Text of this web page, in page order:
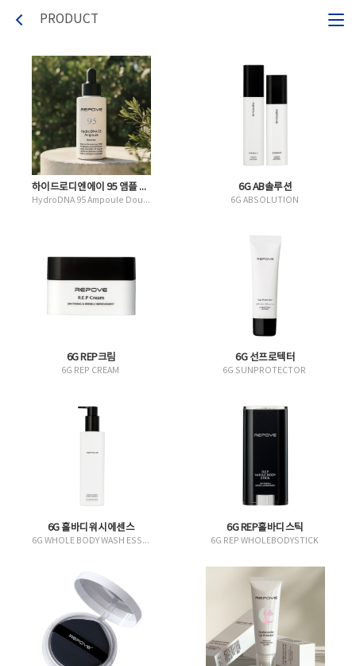
PRODUCT
하이드로디엔에이 95 앰플 더블팩
HydroDNA 95 Ampoule Double Pack
6G AB솔루션
6G ABSOLUTION
6G REP크림
6G REP CREAM
6G 선프로텍터
6G SUNPROTECTOR
6G 홀바디워시에센스
6G WHOLE BODY WASH ESSENCE
6G REP홀바디스틱
6G REP WHOLEBODYSTICK